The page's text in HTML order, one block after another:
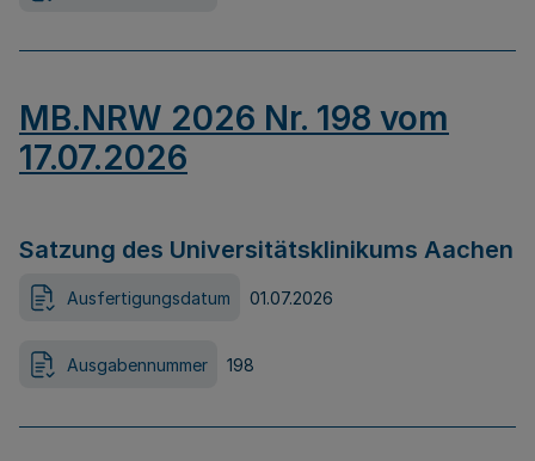
MB.NRW 2026 Nr. 198 vom
17.07.2026
Satzung des Universitätsklinikums Aachen
Ausfertigungsdatum 01.07.2026
Ausgabennummer 198